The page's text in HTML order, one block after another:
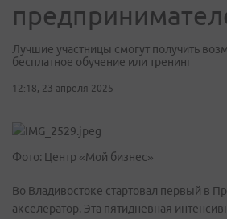
Лучшие участницы смогут получить
бесплатное обучение или тренинг
12:18, 23 апреля 2025
Фото: Центр «Мой бизнес»
Во Владивостоке стартовал первый в
акселератор. Эта пятидневная